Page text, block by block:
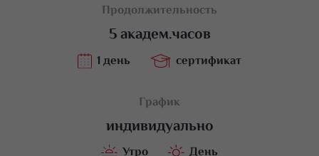
Продолжительность
5 академ.часов
1 день сертификат
График
индивидуально